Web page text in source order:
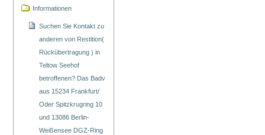
Informationen
Suchen Sie Kontakt zu
anderen von Restition(
Rückübertragung ) in
Teltow Seehof
betroffenen? Das Badv
aus 15234 Frankfurt/
Oder Spitzkrugring 10
und 13086 Berlin-
Weißensee DGZ-Ring